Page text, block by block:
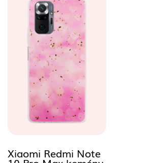
Xiaomi Redmi Note